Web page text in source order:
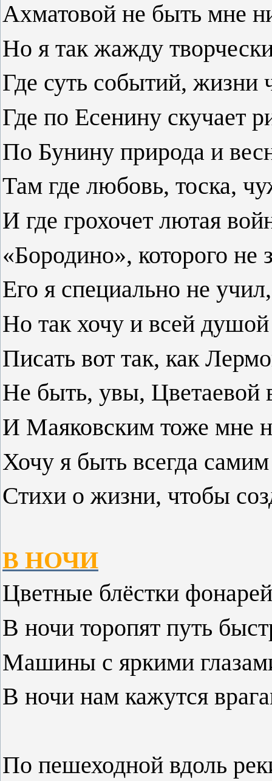
Ахматовой не быть мне
Но я так жажду
Где суть событий, жизни
Где по Есенину скучает
По Бунину природа и
Там где любовь, тоска,
И где грохочет лютая
«Бородино», которого не
Его я специально не учил,
Но так хочу и всей
Писать вот так, как
Не быть, увы, Цветаевой
И Маяковским тоже мне
Хочу я быть всегда
Стихи о жизни, чтобы
В НОЧИ
Цветные блёстки
В ночи торопят путь
Машины с яркими
В ночи нам кажутся
По пешеходной вдоль